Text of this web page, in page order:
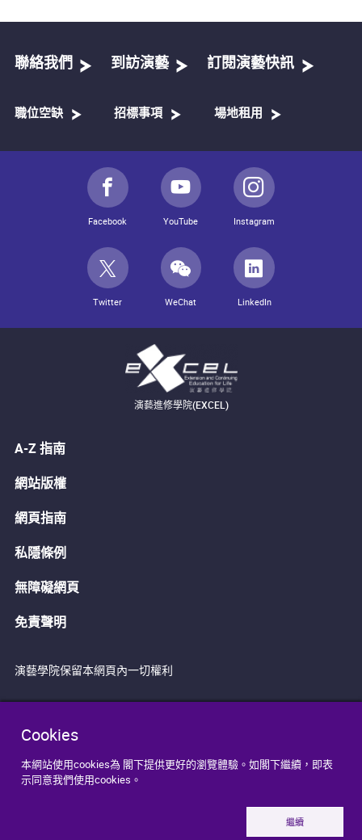
Cookies
本網站使用cookies為 閣下提供更好的瀏覽體驗。如閣下繼續，即表
示同意我們使用cookies。
繼續
聯絡我們 到訪演藝 訂閱演藝快訊
職位空缺 招標事項 場地租用
Facebook YouTube Instagram
Twitter WeChat LinkedIn
演藝進修學院(EXCEL)
A-Z 指南
網站版權
網頁指南
私隱條例
無障礙網頁
免責聲明
演藝學院保留本網頁內一切權利